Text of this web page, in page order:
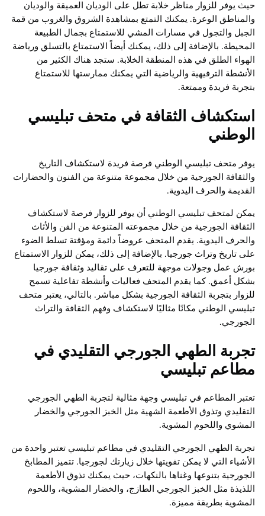
حيث يوفر للزوار مناظر خلابة تطل على الوديان العميقة والوديان
والمناطق الوعرة. يمكنك التمتع بمشاهدة الشروق والغروب من قمة
الجبل والتجول في مسارات المشي للاستمتاع بجمال الطبيعة
المحيطة. بالإضافة إلى ذلك، يمكنك أيضاً الاستمتاع بالتسلق ورياضة
الهواء الطلق في هذه المنطقة الخلابة. ستجد هناك الكثير من
الأنشطة الترفيهية والرياضية التي يمكنك ممارستها للاستمتاع
بتجربة فريدة وممتعة.
استكشاف الثقافة في متحف تبليسي
الوطني
يوفر متحف تبليسي الوطني فرصة فريدة لاستكشاف التاريخ
والثقافة الجورجية من خلال مجموعة متنوعة من الفنون والحضارات
القديمة والحرف اليدوية.
يمكن لمتحف تبليسي الوطني أن يوفر للزوار فرصة لاستكشاف
الثقافة الجورجية من خلال مجموعته المتنوعة من الفن والأثاث
والحرف اليدوية. يقدم المتحف عروضاً دائمة ومؤقتة تسلط الضوء
على تاريخ وتراث جورجيا. بالإضافة إلى ذلك، يمكن للزوار الاستمتاع
بورش عمل وجولات موجهة للتعرف على تقاليد وثقافة جورجيا
بشكل أعمق. كما يقدم المتحف فعاليات وأنشطة تفاعلية تسمح
للزوار بتجربة الثقافة الجورجية بشكل مباشر. بالتالي، يعتبر متحف
تبليسي الوطني مكانًا مثاليًا لاستكشاف وفهم الثقافة والتراث
الجورجي.
تجربة الطهي الجورجي التقليدي في
مطاعم تبليسي
تعتبر المطاعم في تبليسي وجهة مثالية لتجربة الطهي الجورجي
التقليدي وتذوق الأطعمة الشهية مثل الخبز الجورجي والخضار
المشوي واللحوم المشوية.
تجربة الطهي الجورجي التقليدي في مطاعم تبليسي تعتبر واحدة من
الأشياء التي لا يمكن تفويتها خلال زيارتك لجورجيا. تتميز المطابخ
الجورجية بتنوعها وغناها بالنكهات، حيث يمكنك تذوق الأطعمة
اللذيذة مثل الخبز الجورجي الطازج، والخضار المشوية، واللحوم
المشوية بطريقة مميزة.